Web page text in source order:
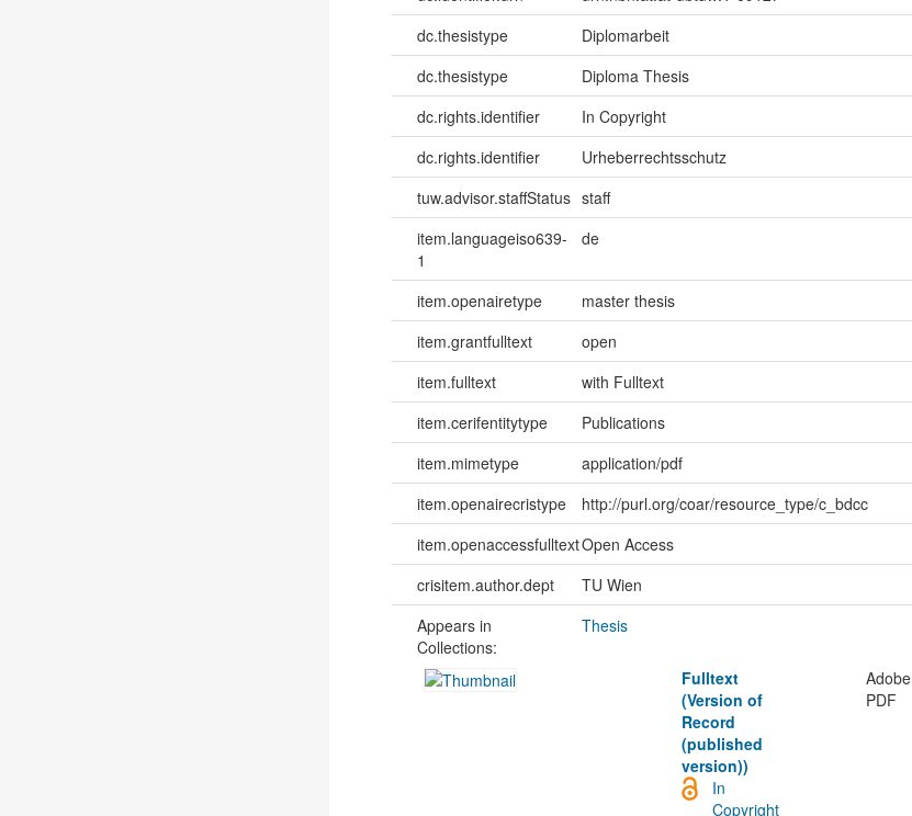
dc.thesistype
Diplomarbeit
dc.thesistype
Diploma Thesis
dc.rights.identifier
In Copyright
dc.rights.identifier
Urheberrechtsschutz
tuw.advisor.staffStatus staff
item.languageiso639-
1
de
item.openairetype master thesis
item.grantfulltext
open
item.fulltext
with Fulltext
item.cerifentitytype
Publications
item.mimetype
application/pdf
item.openairecristype
http://purl.org/coar/resource_type/c_bdcc
item.openaccessfulltextOpen Access
crisitem.author.dept
TU Wien
Appears in
Collections:
Thesis
Fulltext
(Version of
Record
(published
version))
Adobe
PDF
In
Copyright